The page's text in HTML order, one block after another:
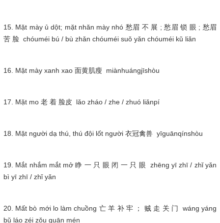
15. Mặt mày ủ dột; mặt nhăn mày nhó 愁眉 不 展 ; 愁眉 锁 眼 ; 愁眉
苦 脸 chóuméi bú / bù zhǎn chóuméi suǒ yǎn chóuméi kǔ liǎn
16. Mặt mày xanh xao 面黄肌瘦 miànhuángjīshòu
17. Mặt mo 老 着 脸皮 lǎo zháo / zhe / zhuó liǎnpí
18. Mặt người dạ thú, thú đội lốt người 衣冠禽兽 yīguānqínshòu
19. Mắt nhắm mắt mở 睁 一 只 眼 闭 一 只 眼 zhēng yī zhī / zhǐ yǎn
bì yī zhī / zhǐ yǎn
20. Mất bò mới lo làm chuồng 亡 羊 补 牢 ； 贼 走 关 门 wáng yáng
bǔ láo zéi zǒu guān mén